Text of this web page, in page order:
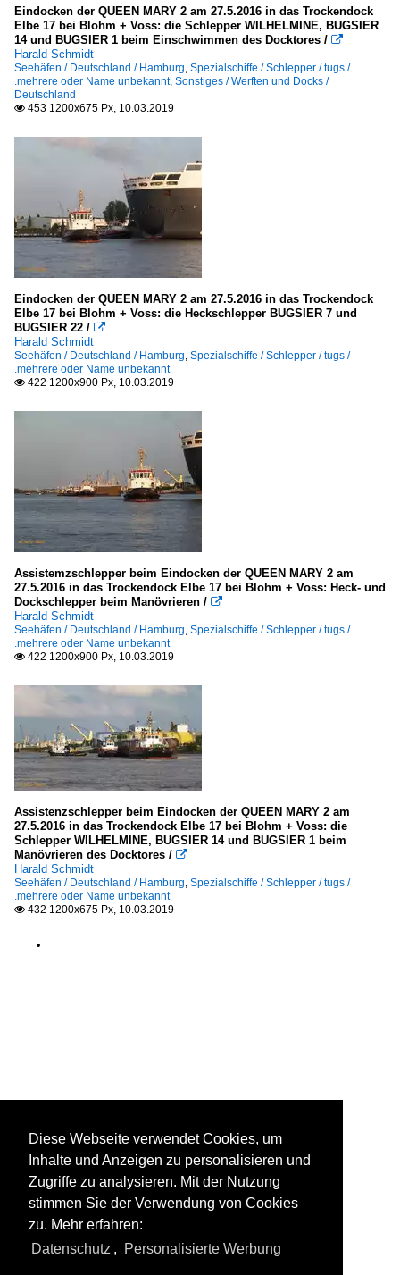
Otto Wulf, Cuxhaven - Rostock
Petersen & Alpers, Hamburg
Phoenix Reisen, Bonn
Sächsische Dampfschiffahrts GmbH, Dresden
Schramm group, Brunsbüttel
URAG, Bremen
K - Line
Niederlande
Kotug International B.V., Rotterdam
Norwegen
Höegh Autoliners AS, Oslo
Wallenius Wilhelmsen, Lysaker
Boluda Corporacion Maritima
Ibaizabal, Las Arenas
Sertosa Norte, A Coruña
Tschechien
CSPL
Yachten, Freizeitfahrzeuge
Super-, Mega- und Gigayachten
S
Eindocken der QUEEN MARY 2 am 27.5.2016 in das Trockendock
Elbe 17 bei Blohm + Voss: die Schlepper WILHELMINE, BUGSIER
14 und BUGSIER 1 beim Einschwimmen des Docktores / 
Harald Schmidt
Seehäfen / Deutschland / Hamburg, Spezialschiffe / Schlepper / tugs /
.mehrere oder Name unbekannt, Sonstiges / Werften und Docks /
Deutschland
 453 1200x675 Px, 10.03.2019
Eindocken der QUEEN MARY 2 am 27.5.2016 in das Trockendock
Elbe 17 bei Blohm + Voss: die Heckschlepper BUGSIER 7 und
BUGSIER 22 / 
Harald Schmidt
Seehäfen / Deutschland / Hamburg, Spezialschiffe / Schlepper / tugs /
.mehrere oder Name unbekannt
 422 1200x900 Px, 10.03.2019
Assistemzschlepper beim Eindocken der QUEEN MARY 2 am
27.5.2016 in das Trockendock Elbe 17 bei Blohm + Voss: Heck- und
Dockschlepper beim Manövrieren / 
Harald Schmidt
Seehäfen / Deutschland / Hamburg, Spezialschiffe / Schlepper / tugs /
.mehrere oder Name unbekannt
 422 1200x900 Px, 10.03.2019
Assistenzschlepper beim Eindocken der QUEEN MARY 2 am
27.5.2016 in das Trockendock Elbe 17 bei Blohm + Voss: die
Schlepper WILHELMINE, BUGSIER 14 und BUGSIER 1 beim
Manövrieren des Docktores / 
Harald Schmidt
Seehäfen / Deutschland / Hamburg, Spezialschiffe / Schlepper / tugs /
.mehrere oder Name unbekannt
 432 1200x675 Px, 10.03.2019
Diese Webseite verwendet Cookies, um
Inhalte und Anzeigen zu personalisieren und
Zugriffe zu analysieren. Mit der Nutzung
stimmen Sie der Verwendung von Cookies
zu. Mehr erfahren:
Datenschutz , Personalisierte Werbung